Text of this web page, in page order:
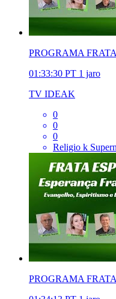
PROGRAMA
01:33:30 PT 1 jaro
TV IDEAK
0
0
0
Religio k
PROGRAMA